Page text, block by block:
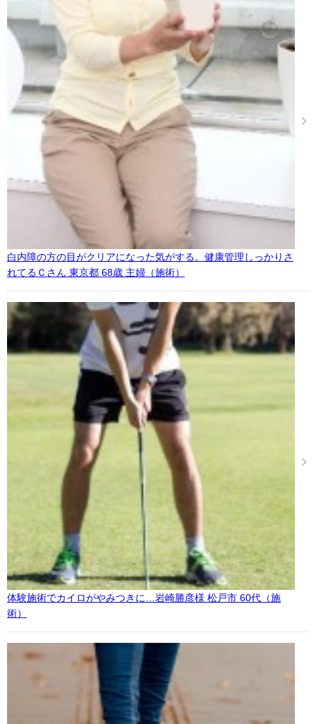
白内障の方の目がクリアになった気がする。健康管理しっかりさ
れてるＣさん 東京都 68歳 主婦（施術）
体験施術でカイロがやみつきに…岩崎勝彦様 松戸市 60代（施
術）